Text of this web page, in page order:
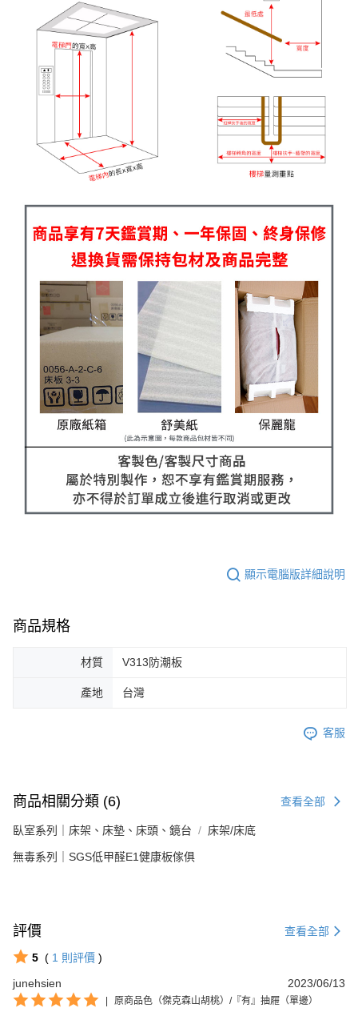
顯示電腦版詳細說明
商品規格
材質 V313防潮板
產地 台灣
客服
商品相關分類 (6) 查看全部
臥室系列｜床架、床墊、床頭、鏡台 床架/床底
無毒系列｜SGS低甲醛E1健康板傢俱
評價 查看全部
5 ( 1 則評價 )
junehsien
2023/06/13
原商品色（傑克森山胡桃）/『有』抽屜（單邊）